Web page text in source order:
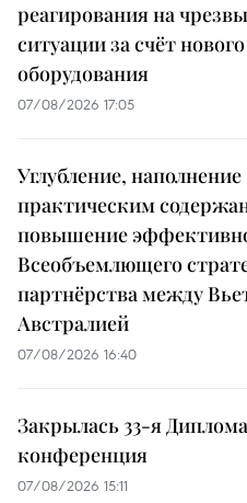
реагирования на
ситуации за счёт
оборудования
07/08/2026 17:05
Углубление, наполнение
практическим
повышение
Всеобъемлющего
партнёрства между
Австралией
07/08/2026 16:40
Закрылась 33-я
конференция
07/08/2026 15:11